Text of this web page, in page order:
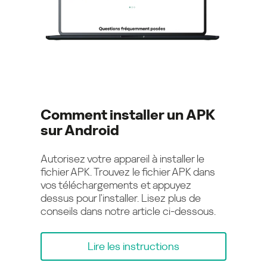
Comment installer un APK
sur Android
Autorisez votre appareil à installer le
fichier APK. Trouvez le fichier APK dans
vos téléchargements et appuyez
dessus pour l'installer. Lisez plus de
conseils dans notre article ci-dessous.
Lire les instructions